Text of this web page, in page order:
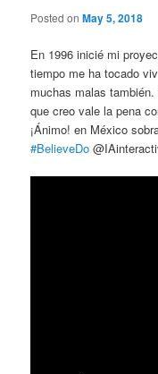
Posted onMay 5, 2018
En 1996 inicié mi
tiempo me ha tocado
muchas malas
que creo vale la pena
¡Ánimo! en México
#BelieveDo